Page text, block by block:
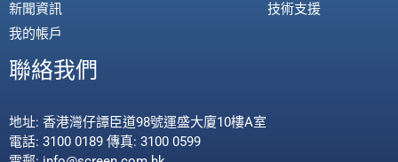
新聞資訊
我的帳戶
技術支援
聯絡我們
地址: 香港灣仔譚臣道98號運盛大廈10樓A室
電話: 3100 0189 傳真: 3100 0599